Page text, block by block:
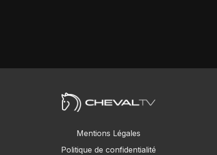
Mentions Légales
Politique de confidentialité